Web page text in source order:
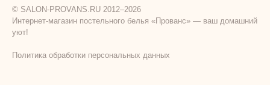
© SALON-PROVANS.RU 2012–2026
Интернет-магазин постельного белья «Прованс» — ваш домашний
уют!
Политика обработки персональных данных